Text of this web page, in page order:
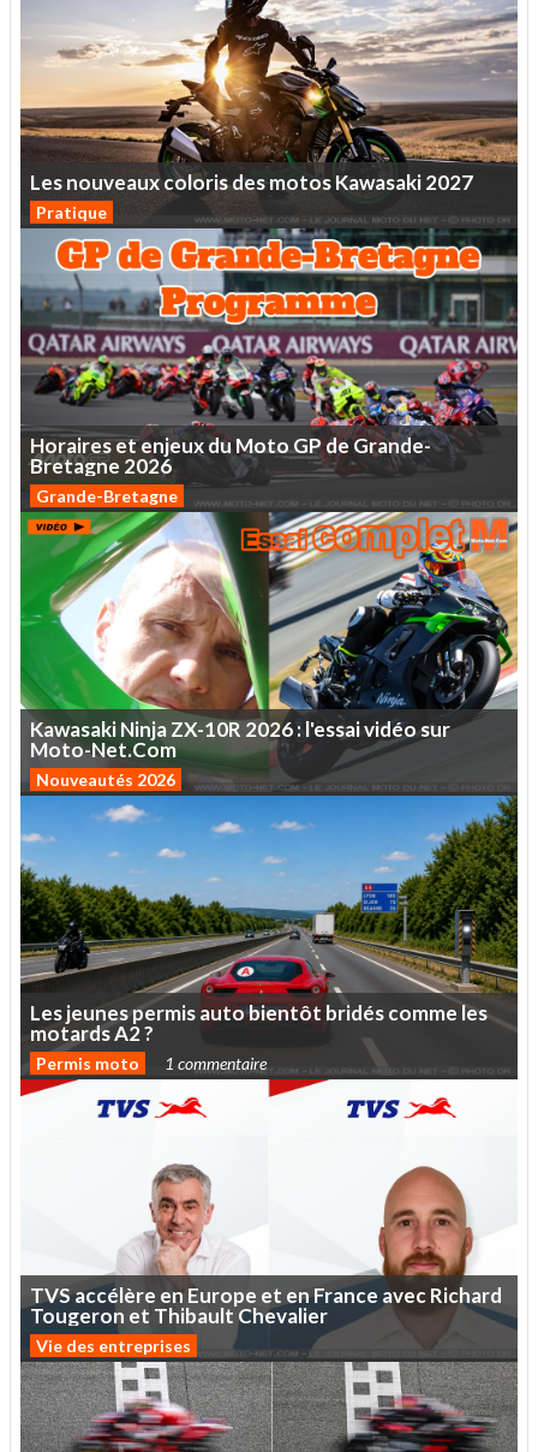
LesnouveauxcolorisdesmotosKawasaki2027
Pratique
HorairesetenjeuxduMotoGPdeGrande-
Bretagne 2026
Grande-Bretagne
KawasakiNinjaZX-10R2026:l'essaividéosur
Moto-Net.Com
Nouveautés 2026
Lesjeunespermisautobientôt bridéscommeles
motardsA2?
Permis moto 1 commentaire
TVSaccélère enEurope et enFrance avecRichard
Tougeron et Thibault Chevalier
Vie des entreprises